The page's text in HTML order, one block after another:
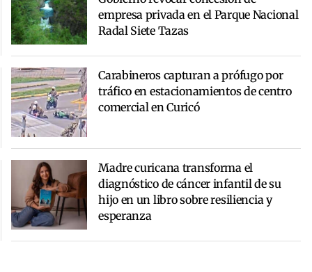
empresa privada en el Parque Nacional
Radal Siete Tazas
Carabineros capturan a prófugo por
tráfico en estacionamientos de centro
comercial en Curicó
Madre curicana transforma el
diagnóstico de cáncer infantil de su
hijo en un libro sobre resiliencia y
esperanza